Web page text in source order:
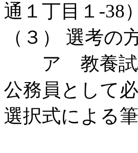
通１丁目１-38）
（３） 選考
ア 教養試
公務員として
選択式による